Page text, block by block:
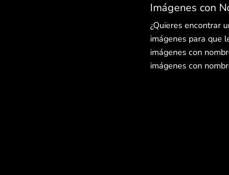
Imágenes con
¿Quieres encontrar
imágenes para que
imágenes con
imágenes con